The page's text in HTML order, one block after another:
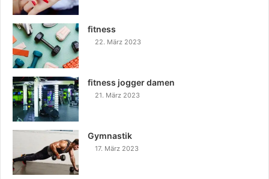
fitness
22. März 2023
fitness jogger damen
21. März 2023
Gymnastik
17. März 2023